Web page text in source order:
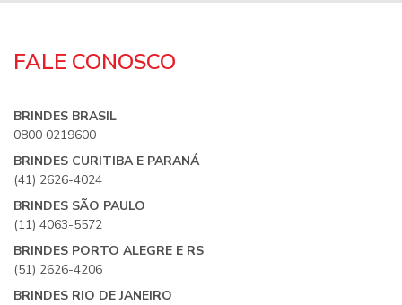
FALE CONOSCO
BRINDES BRASIL
0800 0219600
BRINDES CURITIBA E PARANÁ
(41) 2626-4024
BRINDES SÃO PAULO
(11) 4063-5572
BRINDES PORTO ALEGRE E RS
(51) 2626-4206
BRINDES RIO DE JANEIRO